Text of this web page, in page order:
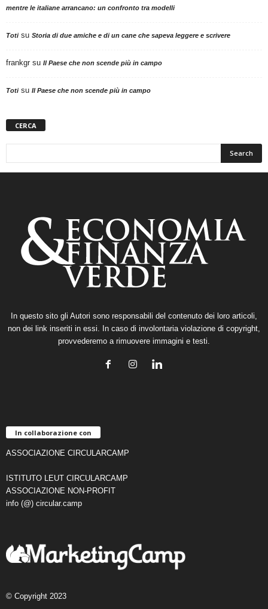
mentre le italiane arrancano: un confronto tra modelli
Totisu Storia di due amiche e di un cane che sapeva leggere e scrivere
frankgr su Il Paese che non scende più in campo
Totisu Il Paese che non scende più in campo
CERCA
In questo sito gli Autori sono responsabili del contenuto dei loro articoli,
non dei link inseriti in essi. In caso di involontaria violazione di copyright,
provvederemo a rimuovere immagini e testi.
In collaborazione con
ASSOCIAZIONE CIRCULARCAMP
ISTITUTO LEUT CIRCULARCAMP
ASSOCIAZIONE NON-PROFIT
info (@) circular.camp
© Copyright 2023